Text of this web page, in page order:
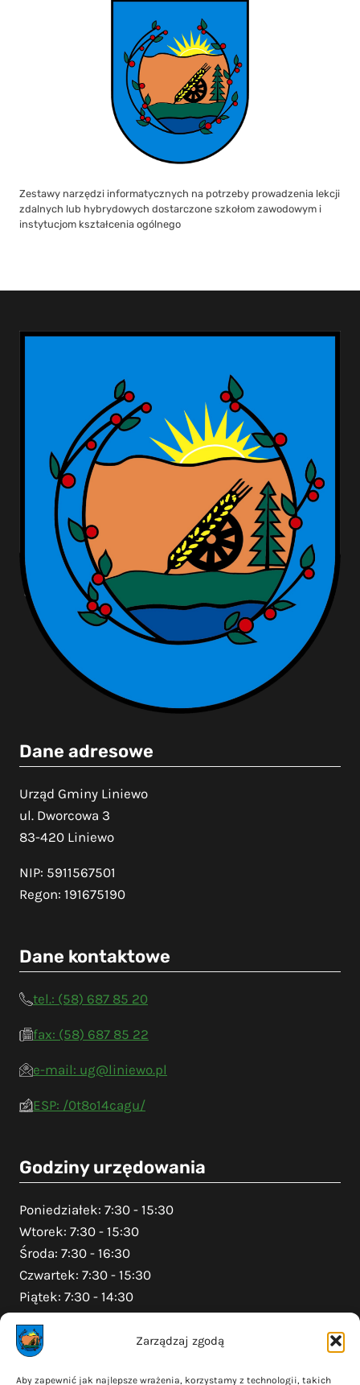
Zarządzaj zgodą
Aby zapewnić jak najlepsze wrażenia, korzystamy z technologii, takich
Zestawy narzędzi informatycznych na potrzeby prowadzenia lekcji
zdalnych lub hybrydowych dostarczone szkołom zawodowym i
instytucjom kształcenia ogólnego
Dane adresowe
Urząd Gminy Liniewo
ul. Dworcowa 3
83-420 Liniewo
NIP: 5911567501
Regon: 191675190
Dane kontaktowe
tel.: (58) 687 85 20
fax: (58) 687 85 22
e-mail: ug@liniewo.pl
ESP: /0t8o14cagu/
Godziny urzędowania
Poniedziałek: 7:30 - 15:30
Wtorek: 7:30 - 15:30
Środa: 7:30 - 16:30
Czwartek: 7:30 - 15:30
Piątek: 7:30 - 14:30
Na skróty